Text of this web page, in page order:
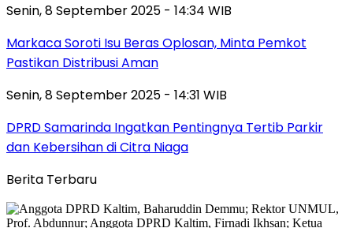
Senin, 8 September 2025 - 14:34 WIB
Markaca Soroti Isu Beras Oplosan, Minta Pemkot
Pastikan Distribusi Aman
Senin, 8 September 2025 - 14:31 WIB
DPRD Samarinda Ingatkan Pentingnya Tertib Parkir
dan Kebersihan di Citra Niaga
Berita Terbaru